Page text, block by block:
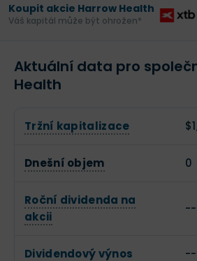
Koupit akcie Harrow Health
Váš kapitál může být ohrožen*
Aktuální data pro
Health
Tržní kapitalizace
Dnešní objem 0
Roční dividenda na
akcii
--
Dividendový výnos --